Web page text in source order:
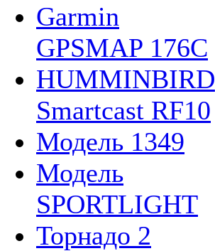
Garmin
GPSMAP 176С
HUMMINBIRD
Smartcast RF10
Модель 1349
Модель
SPORTLIGHT
Торнадо 2